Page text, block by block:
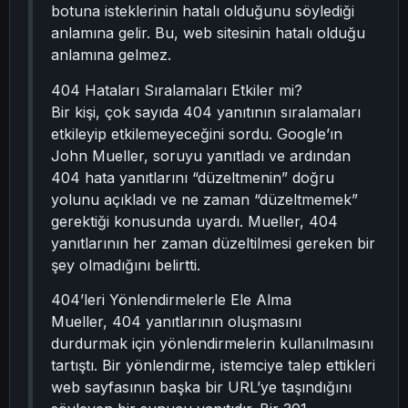
botuna isteklerinin hatalı olduğunu söylediği
anlamına gelir. Bu, web sitesinin hatalı olduğu
anlamına gelmez.
404 Hataları Sıralamaları Etkiler mi?
Bir kişi, çok sayıda 404 yanıtının sıralamaları
etkileyip etkilemeyeceğini sordu. Google’ın
John Mueller, soruyu yanıtladı ve ardından
404 hata yanıtlarını “düzeltmenin” doğru
yolunu açıkladı ve ne zaman “düzeltmemek”
gerektiği konusunda uyardı. Mueller, 404
yanıtlarının her zaman düzeltilmesi gereken bir
şey olmadığını belirtti.
404’leri Yönlendirmelerle Ele Alma
Mueller, 404 yanıtlarının oluşmasını
durdurmak için yönlendirmelerin kullanılmasını
tartıştı. Bir yönlendirme, istemciye talep ettikleri
web sayfasının başka bir URL’ye taşındığını